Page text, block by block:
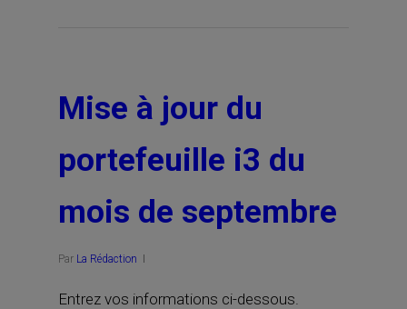
Mise à jour du
portefeuille i3 du
mois de septembre
Par La Rédaction
Entrez vos informations ci-dessous.